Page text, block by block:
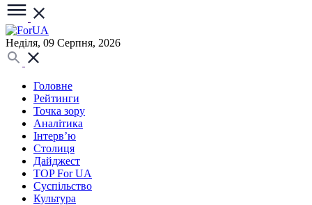
Неділя, 09 Серпня, 2026
Головне
Рейтинги
Точка зору
Аналітика
Інтерв’ю
Столиця
Дайджест
TOP For UA
Суспiльство
Культура